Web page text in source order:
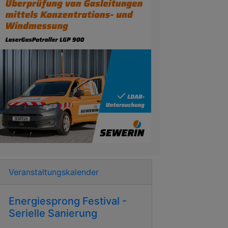
Veranstaltungskalender
Energiesprong Festival -
Serielle Sanierung